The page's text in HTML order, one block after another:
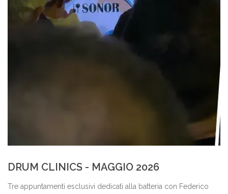
DRUM CLINICS - MAGGIO 2026
Tre appuntamenti esclusivi dedicati alla batteria con Federico